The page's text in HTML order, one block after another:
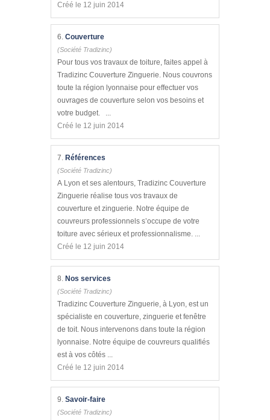
Créé le 12 juin 2014
6. Couverture
(Société Tradizinc)
Pour tous vos travaux de toiture, faites appel à
Tradizinc Couverture Zinguerie. Nous couvrons
toute la région lyonnaise pour effectuer vos
ouvrages de couverture selon vos besoins et
votre budget. ...
Créé le 12 juin 2014
7. Références
(Société Tradizinc)
A Lyon et ses alentours, Tradizinc Couverture
Zinguerie réalise tous vos travaux de
couverture et zinguerie. Notre équipe de
couvreurs professionnels s’occupe de votre
toiture avec sérieux et professionnalisme. ...
Créé le 12 juin 2014
8. Nos services
(Société Tradizinc)
Tradizinc Couverture Zinguerie, à Lyon, est un
spécialiste en couverture, zinguerie et fenêtre
de toit. Nous intervenons dans toute la région
lyonnaise. Notre équipe de couvreurs qualifiés
est à vos côtés ...
Créé le 12 juin 2014
9. Savoir-faire
(Société Tradizinc)